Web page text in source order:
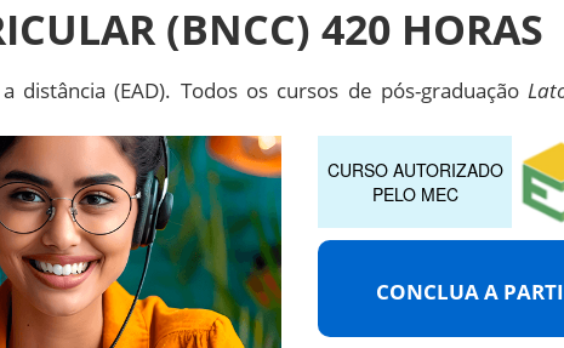
(BNCC) 420 HORAS
distância (EAD). Todos os cursos de pós-graduação
CURSO AUTORIZADO
PELO MEC
CONCLUA A